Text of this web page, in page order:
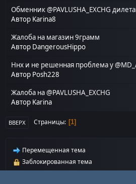
Обменник @PAVLUSHA_EXCHG
Автор Karina8
Жалоба на магазин 9грамм
Автор DangerousHippo
Ннх и не решенная проблема у
Автор Posh228
Жалоба на @PAVLUSHA_EXCHG
Автор Karina
ВВЕРХ Страницы 1
Перемещенная тема
Заблокированная тема
Закрепленная тема